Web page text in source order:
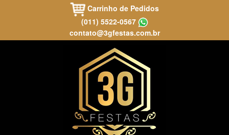
Carrinho de Pedidos
(011) 5522-0567
contato@3gfestas.com.br